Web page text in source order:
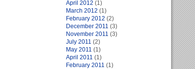
April 2012 (1)
March 2012 (1)
February 2012 (2)
December 2011 (3)
November 2011 (3)
July 2011 (2)
May 2011 (1)
April 2011 (1)
February 2011 (1)